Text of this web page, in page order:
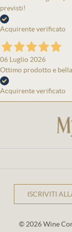
previsti!
Acquirente verificato
06 Luglio 2026
Ottimo prodotto e
Acquirente verificato
ISCRIVITI
© 2026 Wine